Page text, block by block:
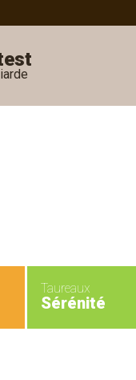
Taureaux
Sérénité